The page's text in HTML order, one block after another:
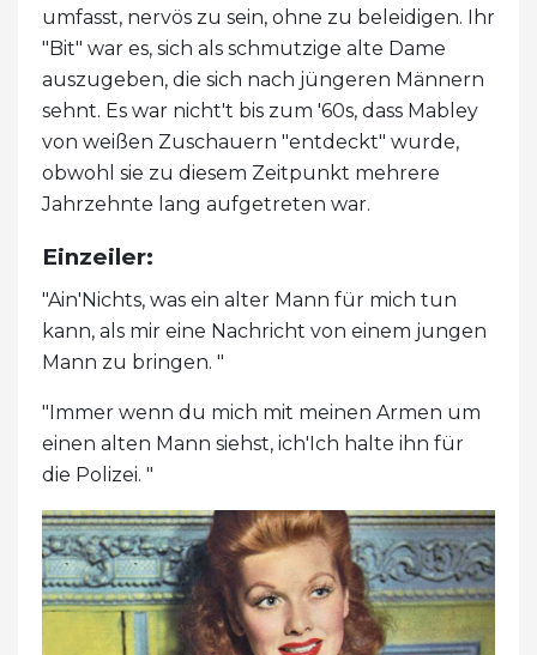
umfasst, nervös zu sein, ohne zu beleidigen. Ihr
"Bit" war es, sich als schmutzige alte Dame
auszugeben, die sich nach jüngeren Männern
sehnt. Es war nicht't bis zum '60s, dass Mabley
von weißen Zuschauern "entdeckt" wurde,
obwohl sie zu diesem Zeitpunkt mehrere
Jahrzehnte lang aufgetreten war.
Einzeiler:
"Ain'Nichts, was ein alter Mann für mich tun
kann, als mir eine Nachricht von einem jungen
Mann zu bringen. "
"Immer wenn du mich mit meinen Armen um
einen alten Mann siehst, ich'Ich halte ihn für
die Polizei. "